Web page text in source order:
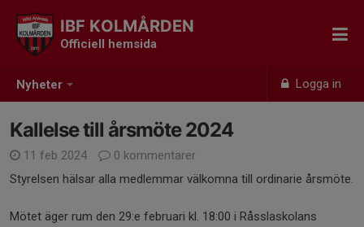
Nyheter Logga in
IBF KOLMÅRDEN
Officiell hemsida
Kallelse till årsmöte 2024
11 feb 2024
0 kommentarer
Styrelsen hälsar alla medlemmar välkomna till ordinarie årsmöte.
Mötet äger rum den 29:e februari kl. 18:00 i Råsslaskolans